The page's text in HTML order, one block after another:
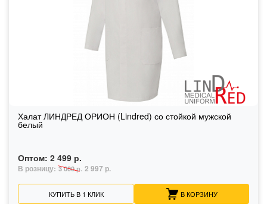
Халат ЛИНДРЕД ОРИОН (Lindred) со стойкой мужской
белый
Оптом: 2 499 р.
В розницу: 3 000 р. 2 997 р.
КУПИТЬ В 1 КЛИК В КОРЗИНУ